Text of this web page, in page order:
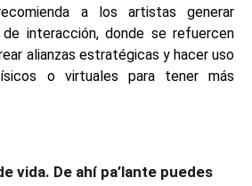
a los artistas generar
interacción, donde se refuercen
alianzas estratégicas y hacer uso
o virtuales para tener más
vida. De ahí pa’lante puedes